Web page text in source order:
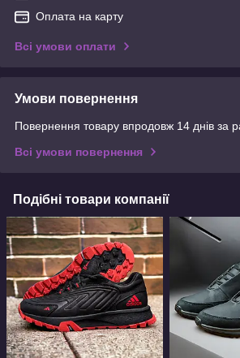
Оплата на карту
Всі умови оплати
Умови повернення
Повернення товару впродовж 14 днів за
Всі умови повернення
Подібні товари компанії